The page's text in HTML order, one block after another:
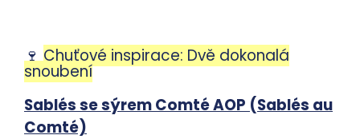
🍷Chuťové inspirace: Dvě dokonalá
snoubení
Sablés se sýrem Comté AOP (Sablés au
Comté)